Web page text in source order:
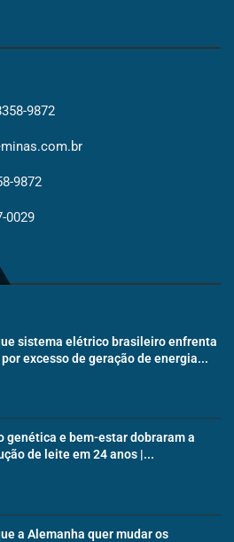
9872
9872
0029
sistema elétrico brasileiro enfrenta
excesso de geração de energia...
genética e bem-estar dobraram a
de leite em 24 anos |...
a Alemanha quer mudar os